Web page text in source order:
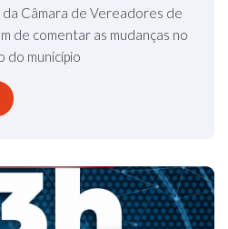
Câmara de Vereadores de
de comentar as mudanças no
do município